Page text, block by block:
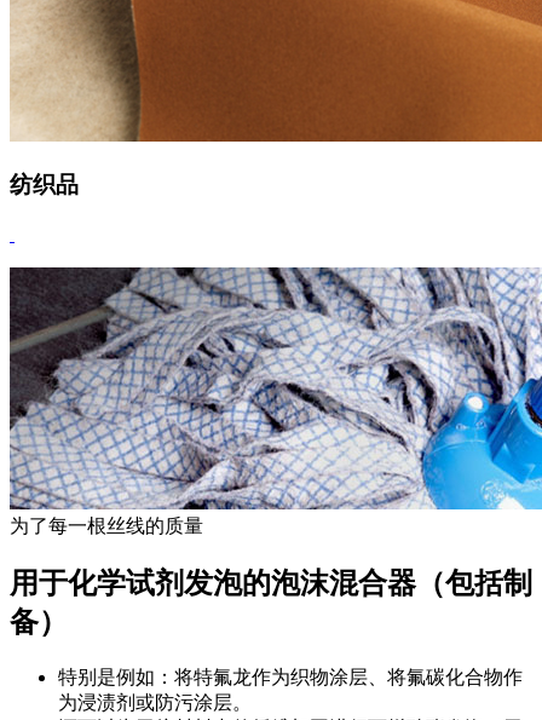
纺织品
为了每一根丝线的质量
用于化学试剂发泡的泡沫混合器（包括制
备）
特别是例如：将特氟龙作为织物涂层、将氟碳化合物作
为浸渍剂或防污涂层。